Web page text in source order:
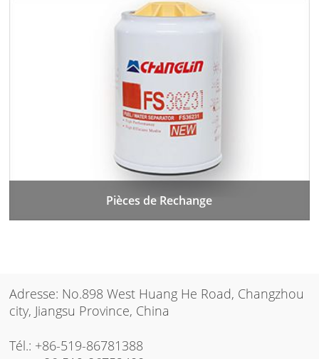
Pièces de Rechange
Adresse: No.898 West Huang He Road, Changzhou
city, Jiangsu Province, China
Tél.: +86-519-86781388